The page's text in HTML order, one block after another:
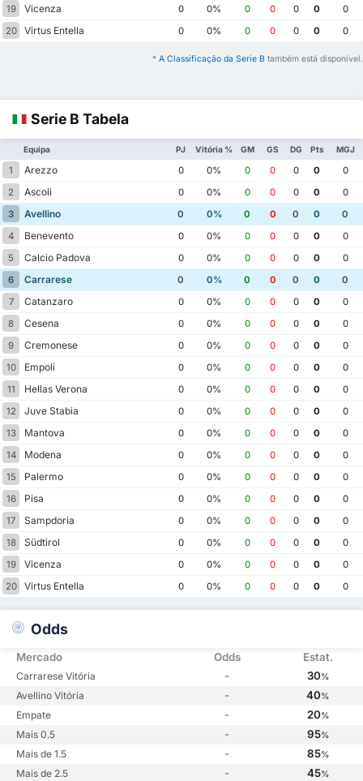
19
Vicenza 0 0% 0 0 0 0
0
20
Virtus Entella 0 0% 0 0 0 0 0
* A Classificação da Serie B também está disponível.
Serie B Tabela
Equipa PJ Vitória % GM GS DG Pts MGJ
1 Arezzo 0 0% 0 0 0 0
0
2
Ascoli 0 0% 0 0 0 0
0
3
Avellino 0 0% 0 0 0 0
0
4
Benevento 0 0% 0 0 0 0
0
5
Calcio Padova 0 0% 0 0 0 0
0
6
Carrarese 0 0% 0 0 0 0
0
7
Catanzaro 0 0% 0 0 0 0
0
8
Cesena 0 0% 0 0 0 0
0
9
Cremonese 0 0% 0 0 0 0
0
10
Empoli 0 0% 0 0 0 0
0
11
Hellas Verona 0 0% 0 0 0 0
0
12
Juve Stabia 0 0% 0 0 0 0
0
13
Mantova 0 0% 0 0 0 0
0
14
Modena 0 0% 0 0 0 0
0
15
Palermo 0 0% 0 0 0 0
0
16
Pisa 0 0% 0 0 0 0
0
17
Sampdoria 0 0% 0 0 0 0
0
18
Südtirol 0 0% 0 0 0 0
0
19
Vicenza 0 0% 0 0 0 0
0
20
Virtus Entella 0 0% 0 0 0 0 0
Odds
Mercado Odds Estat.
Carrarese Vitória - 30%
Avellino Vitória - 40%
Empate - 20%
Mais 0.5 - 95%
Mais de 1.5 - 85%
Mais de 2.5 - 45%